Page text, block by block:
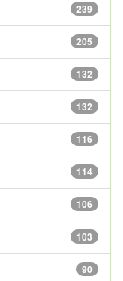
239
205
132
132
116
114
106
103
90